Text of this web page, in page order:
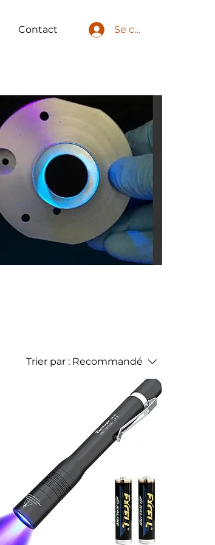
Contact Se connecter
Trier par : Recommandé